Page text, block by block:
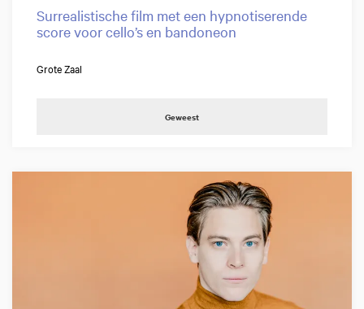
Surrealistische film met een hypnotiserende
score voor cello’s en bandoneon
Grote Zaal
Geweest